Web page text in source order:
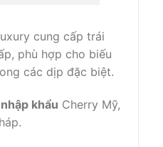
cung cấp trái
phù hợp cho biếu
các dịp đặc biệt.
khẩu Cherry Mỹ,